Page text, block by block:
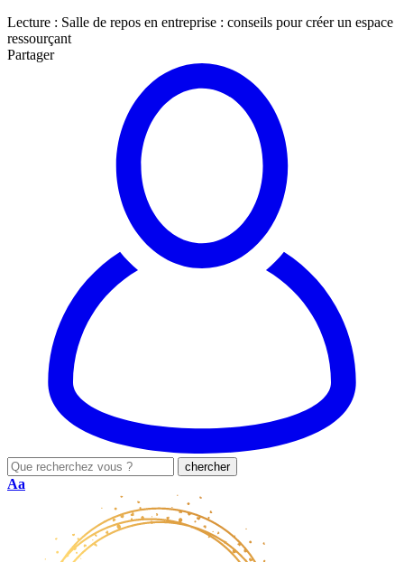
Lecture : Salle de repos en entreprise : conseils pour créer un espace
ressourçant
Partager
Aa